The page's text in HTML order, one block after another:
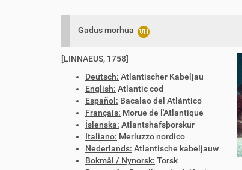
Gadus morhua
[LINNAEUS, 1758]
Deutsch: Atlantischer Kabeljau
English: Atlantic cod
Español: Bacalao del Atlántico
Français: Morue de l'Atlantique
Íslenska: Atlantshafsþorskur
Italiano: Merluzzo nordico
Nederlands: Atlantische kabeljauw
Bokmål / Nynorsk: Torsk